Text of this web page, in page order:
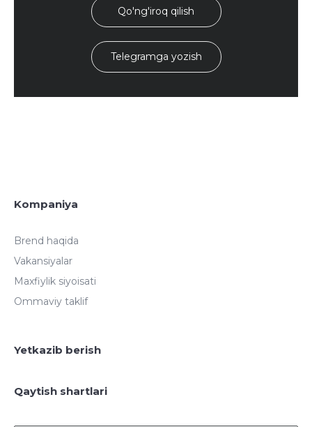
Qo'ng'iroq qilish
Telegramga yozish
Kompaniya
Brend haqida
Vakansiyalar
Maxfiylik siyoisati
Ommaviy taklif
Yetkazib berish
Qaytish shartlari